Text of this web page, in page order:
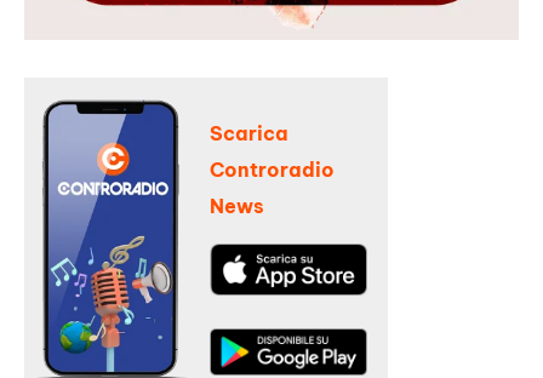
Scarica
Controradio
News